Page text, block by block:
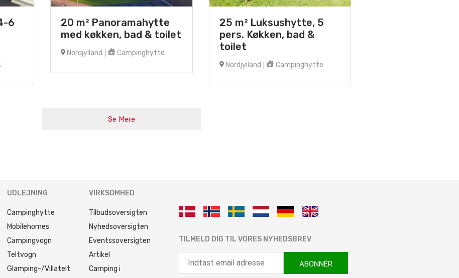
6
20 m² Panoramahytte
med køkken, bad & toilet
Nordjylland | Campinghytte
25 m² Luksushytte, 5
pers. Køkken, bad &
toilet
Nordjylland Campinghytte
Se Mere
UDLEJNING
Campinghytte
Mobilehomes
Campingvogn
Teltvogn
Glamping-/Villatelt
VIRKSOMHED
Tilbudsoversigten
Nyhedsoversigten
Eventssoversigten
Artikel
Camping i
TILMELD DIG TIL VORES NYHEDSBREV
ABONNÉR